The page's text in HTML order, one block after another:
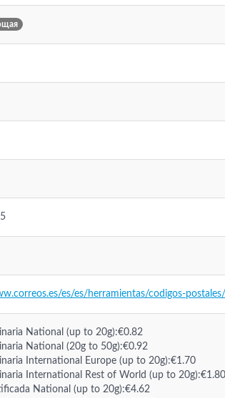
es/es/herramientas/codigos-
National (up to 20g):€0.82
National (20g to 50g):€0.92
International Europe (up to 20g):€1.70
International Rest of World (up to 20g):€1.80
National (up to 20g):€4.62